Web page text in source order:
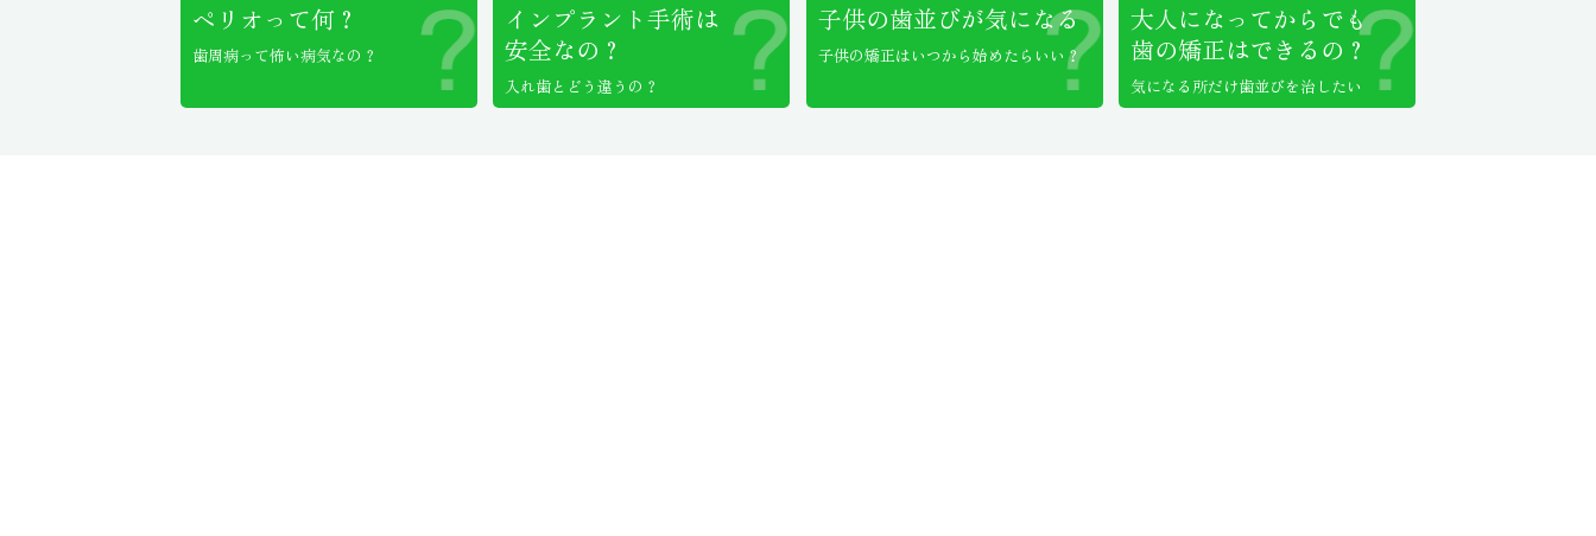
ペリオって何？
歯周病って怖い病気なの？
インプラント手術は
安全なの？
入れ歯とどう違うの？
子供の歯並びが気になる
子供の矯正はいつから始めたらいい？
大人になってからでも
歯の矯正はできるの？
気になる所だけ歯並びを治したい